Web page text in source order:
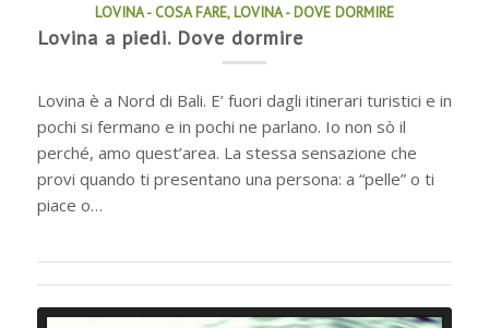
LOVINA - COSA FARE,LOVINA - DOVE DORMIRE
Lovina a piedi. Dove dormire
Lovina è a Nord di Bali. E’ fuori dagli itinerari turistici e in
pochi si fermano e in pochi ne parlano. Io non sò il
perché, amo quest’area. La stessa sensazione che
provi quando ti presentano una persona: a “pelle” o ti
piace o…